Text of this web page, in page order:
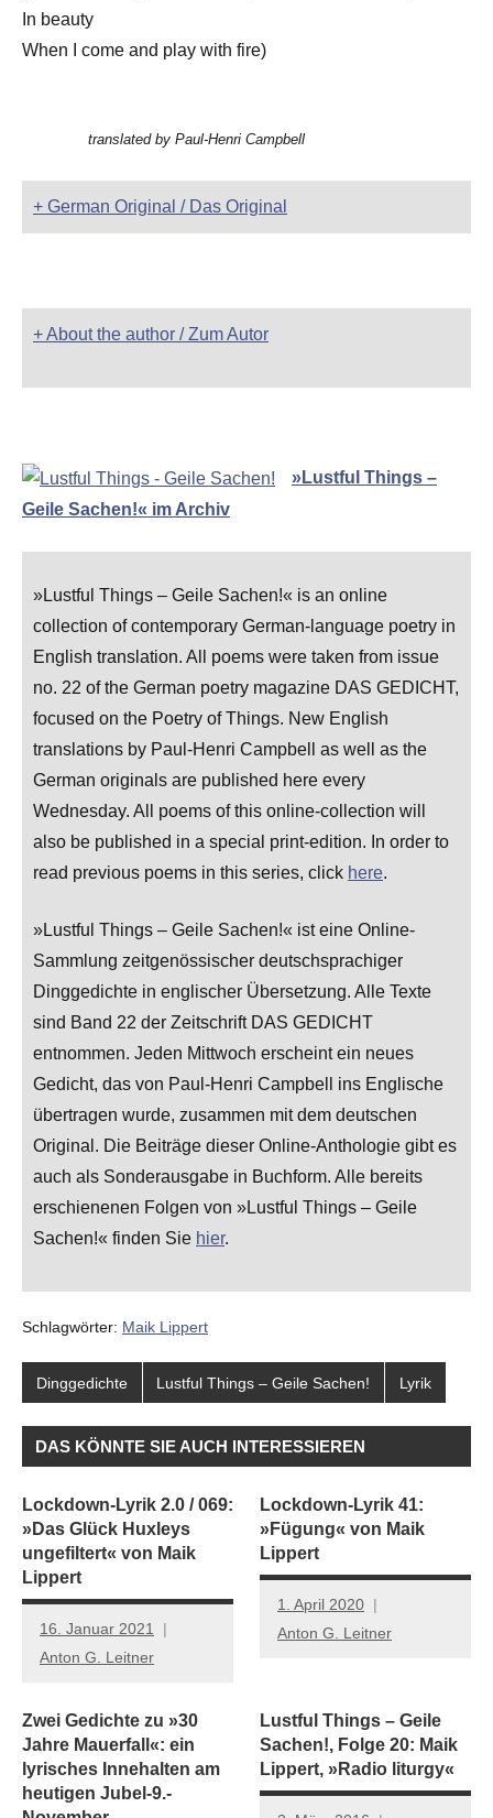
In beauty
When I come and play with fire)
translated by Paul-Henri Campbell
+ German Original / Das Original
+ About the author / Zum Autor
»Lustful Things –
Geile Sachen!« im Archiv
»Lustful Things – Geile Sachen!« is an online
collection of contemporary German-language poetry in
English translation. All poems were taken from issue
no. 22 of the German poetry magazine DAS GEDICHT,
focused on the Poetry of Things. New English
translations by Paul-Henri Campbell as well as the
German originals are published here every
Wednesday. All poems of this online-collection will
also be published in a special print-edition. In order to
read previous poems in this series, click here.
»Lustful Things – Geile Sachen!« ist eine Online-
Sammlung zeitgenössischer deutschsprachiger
Dinggedichte in englischer Übersetzung. Alle Texte
sind Band 22 der Zeitschrift DAS GEDICHT
entnommen. Jeden Mittwoch erscheint ein neues
Gedicht, das von Paul-Henri Campbell ins Englische
übertragen wurde, zusammen mit dem deutschen
Original. Die Beiträge dieser Online-Anthologie gibt es
auch als Sonderausgabe in Buchform. Alle bereits
erschienenen Folgen von »Lustful Things – Geile
Sachen!« finden Sie hier.
Schlagwörter: Maik Lippert
Dinggedichte Lustful Things – Geile Sachen! Lyrik
DAS KÖNNTE SIE AUCH INTERESSIEREN
Lockdown-Lyrik 2.0 / 069:
»Das Glück Huxleys
ungefiltert« von Maik
Lippert
16. Januar 2021
Anton G. Leitner
Lockdown-Lyrik 41:
»Fügung« von Maik
Lippert
1. April 2020
Anton G. Leitner
Zwei Gedichte zu »30
Jahre Mauerfall«: ein
lyrisches Innehalten am
heutigen Jubel-9.-
Lustful Things – Geile
Sachen!, Folge 20: Maik
Lippert, »Radio liturgy«